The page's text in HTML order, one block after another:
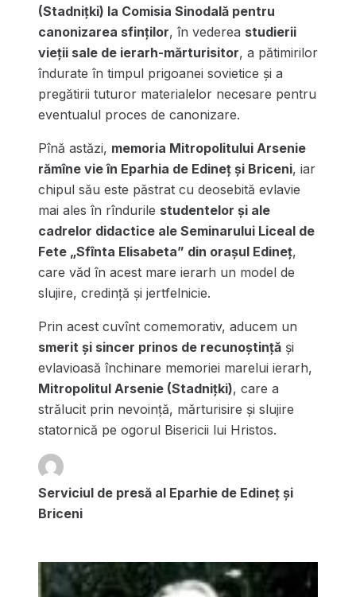
(Stadnițki) la Comisia Sinodală pentru
canonizarea sfinților, în vederea studierii
vieții sale de ierarh-mărturisitor, a pătimirilor
îndurate în timpul prigoanei sovietice și a
pregătirii tuturor materialelor necesare pentru
eventualul proces de canonizare.
Pînă astăzi, memoria Mitropolitului Arsenie
rămîne vie în Eparhia de Edineț și Briceni, iar
chipul său este păstrat cu deosebită evlavie
mai ales în rîndurile studentelor și ale
cadrelor didactice ale Seminarului Liceal de
Fete „Sfînta Elisabeta” din orașul Edineț,
care văd în acest mare ierarh un model de
slujire, credință și jertfelnicie.
Prin acest cuvînt comemorativ, aducem un
smerit și sincer prinos de recunoștință și
evlavioasă închinare memoriei marelui ierarh,
Mitropolitul Arsenie (Stadnițki), care a
strălucit prin nevoință, mărturisire și slujire
statornică pe ogorul Bisericii lui Hristos.
Serviciul de presă al Eparhie de Edineț și
Briceni